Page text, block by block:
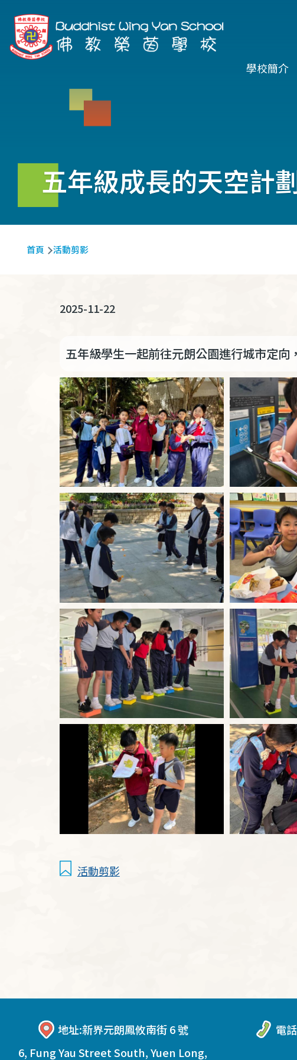
移至主內容
Main
學校簡介
五年級成長的天空計
航
首頁 活動剪影
2025-11-22
五年級學生一起前往元朗公園進行城市定
活動剪影
地址:新界元朗鳳攸南街 6 號
6, Fung Yau Street South, Yuen Long,
電